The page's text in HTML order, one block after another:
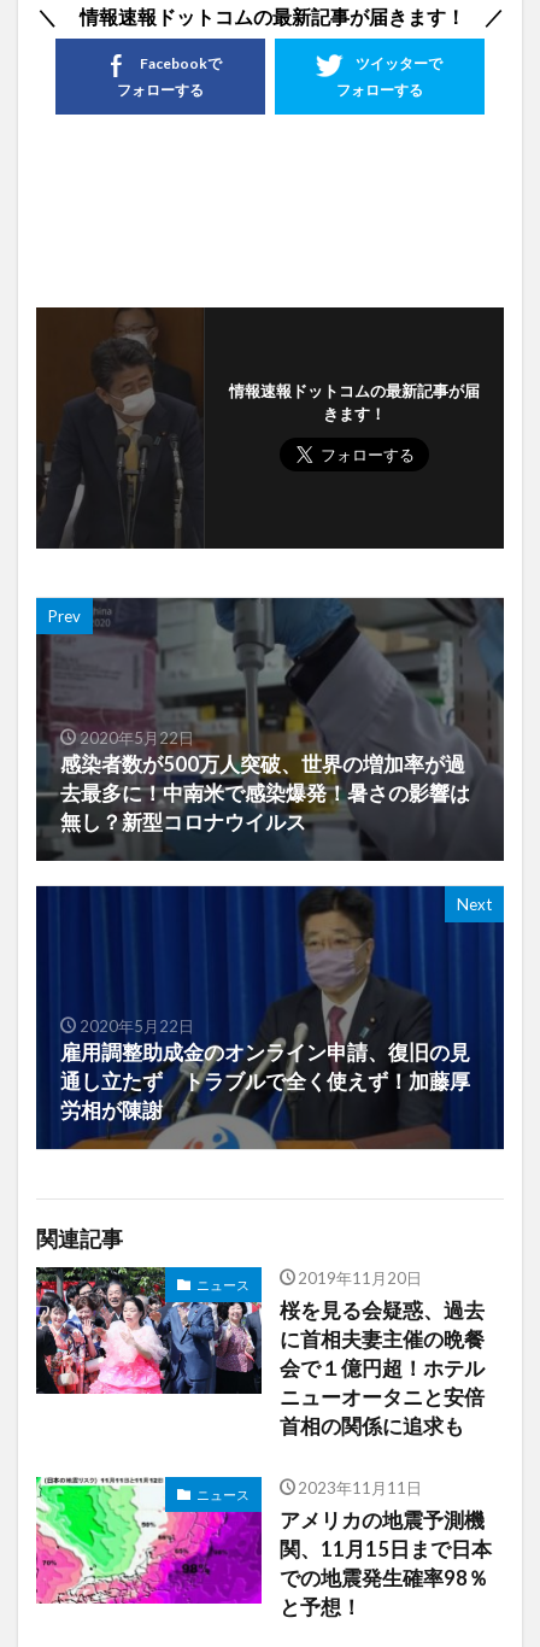
＼ 情報速報ドットコムの最新記事が届きます！ ／
ツイッターで
フォローする
Facebookで
フォローする
情報速報ドットコムの最新記事が届
きます！
Prev
2020年5月22日
感染者数が500万人突破、世界の増加率が過
去最多に！中南米で感染爆発！暑さの影響は
無し？新型コロナウイルス
Next
2020年5月22日
雇用調整助成金のオンライン申請、復旧の見
通し立たず トラブルで全く使えず！加藤厚
労相が陳謝
関連記事
ニュース 2019年11月20日
桜を見る会疑惑、過去
に首相夫妻主催の晩餐
会で１億円超！ホテル
ニューオータニと安倍
首相の関係に追求も
ニュース 2023年11月11日
アメリカの地震予測機
関、11月15日まで日本
での地震発生確率98％
と予想！